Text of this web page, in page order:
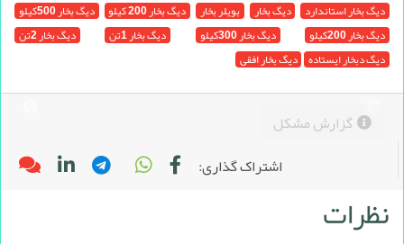
دیگ بخار استاندارد دیگ بخار بویلر بخار دیگ بخار 200 کیلو
دیگ بخار 500کیلو
دیگ بخار 200کیلو
دیگ بخار 300کیلو دیگ بخار 1تن
دیگ بخار 2تن
دیگ دبخار ایستاده دیگ بخار افقی
گزارش مشکل
اشتراک گذاری:
نظرات